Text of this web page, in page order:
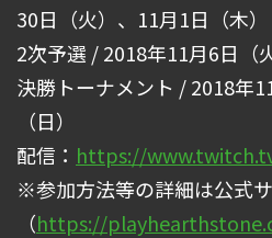
30日（火）、11月1日（木）
2次予選 / 2018年11月6日（
決勝トーナメント / 2018年
（日）
配信： https://
※参加方法等の詳細は公式
（https://